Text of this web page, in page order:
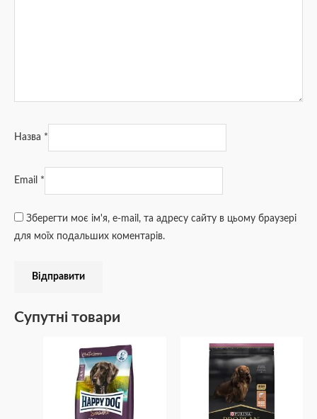
Назва *
Email *
Зберегти моє ім'я, e-mail, та адресу сайту в цьому браузері
для моїх подальших коментарів.
Супутні товари